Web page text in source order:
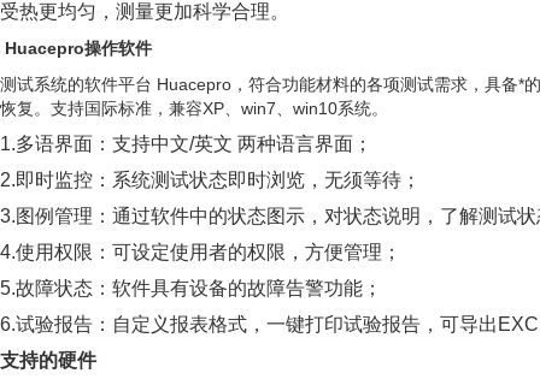
受热更均匀，测量更加科学合理。
Huacepro操作软件
测试系统的软件平台 Huacepro，符合功能材料的各项测试需求，具备*
恢复。支持国际标准，兼容XP、win7、win10系统。
1.多语界面 ：支持中文/英文 两种语言界面；
2.即时监控：系统测试状态即时浏览，无须等待；
3.图例管理：通过软件中的状态图示，对状态说明， 了解测试
4.使用权限：可设定使用者的权限，方便管理；
5.故障状态：软件具有设备的故障告警功能；
6.试验报告：自定义报表格式，一键打印试验报告，可导出
支持的硬件